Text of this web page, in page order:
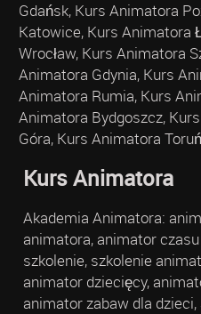
Gdańsk, Kurs Animatora
Katowice, Kurs Animatora
Wrocław, Kurs Animatora
Animatora Gdynia, Kurs
Animatora Rumia, Kurs
Animatora Bydgoszcz,
Góra, Kurs Animatora
Kurs Animatora
Akademia Animatora:
animatora, animator
szkolenie, szkolenie
animator dziecięcy,
animator zabaw dla